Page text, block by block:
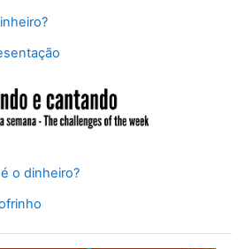
Livro
URL
o dinheiro?
Fórum
URL